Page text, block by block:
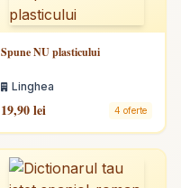
Spune NU plasticului
Linghea
19,90 lei 4 oferte